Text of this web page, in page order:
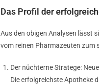
Das Profil der
Aus den obigen Analysen lässt
vom reinen Pharmazeuten zum
Der nüchterne Stratege:
Die erfolgreichste Apotheke